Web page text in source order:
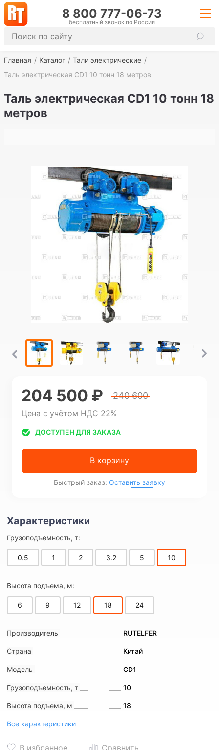
8 800 777-06-73
бесплатный звонок по России
Главная Каталог
Тали электрические
Таль электрическая CD1 10 тонн 18 метров
Таль электрическая CD1 10 тонн 18
метров
Грузоподъемность, т:
0.5 1 2 3.2 5 10
Высота подъема, м:
6 9 12 18 24
Производитель RUTELFER
Страна Китай
Модель CD1
Грузоподъемность, т 10
Высота подъема, м 18
Все характеристики
204 500 ₽ 240 600
Цена с учётом НДС 22%
ДОСТУПЕН ДЛЯ ЗАКАЗА
В корзину
Быстрый заказ: Оставить заявку